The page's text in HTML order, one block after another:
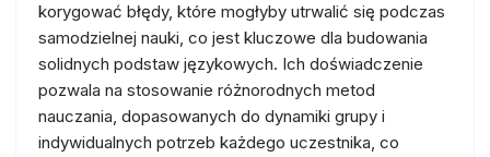
korygować błędy, które mogłyby utrwalić się podczas
samodzielnej nauki, co jest kluczowe dla budowania
solidnych podstaw językowych. Ich doświadczenie
pozwala na stosowanie różnorodnych metod
nauczania, dopasowanych do dynamiki grupy i
indywidualnych potrzeb każdego uczestnika, co